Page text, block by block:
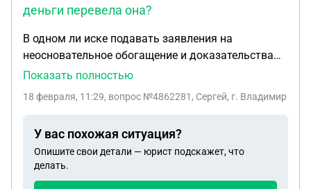
деньги перевела она?
В одном ли иске подавать заявления на
неосновательное обогащение и доказательства
того, что человек передал деньги родственику
родственнику, но учавствовать в возврате не
работает и ДС на счетах не было,я переводил ей
деньги. Или это два разных иска? С начала
подать иск о том что все ДС на счетах супруги
Показать полностью
18 февраля, 11:29, вопрос №4862281, Сергей, г. Владимир
У вас похожая ситуация?
Опишите свои детали — юрист подскажет, что
делать.